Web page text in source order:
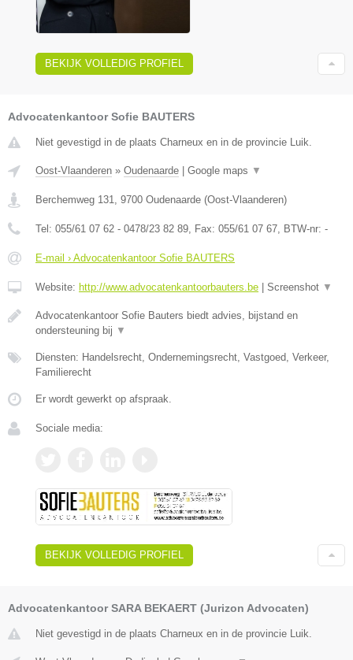
BEKIJK VOLLEDIG PROFIEL
Advocatenkantoor Sofie BAUTERS
Niet gevestigd in de plaats Charneux en in de provincie Luik.
Oost-Vlaanderen » Oudenaarde Google maps ▼
Berchemweg 131 9700 Oudenaarde (Oost-Vlaanderen)
Tel: 055/61 07 62 - 0478/23 82 89 , Fax: 055/61 07 67 , BTW-nr: -
E-mail › Advocatenkantoor Sofie BAUTERS
Website: http://www.advocatenkantoorbauters.be Screenshot ▼
Advocatenkantoor Sofie Bauters biedt advies, bijstand en
ondersteuning bij ▼
Diensten: Handelsrecht, Ondernemingsrecht, Vastgoed, Verkeer,
Familierecht
Er wordt gewerkt op afspraak.
Sociale media:
BEKIJK VOLLEDIG PROFIEL
Advocatenkantoor SARA BEKAERT (Jurizon Advocaten)
Niet gevestigd in de plaats Charneux en in de provincie Luik.